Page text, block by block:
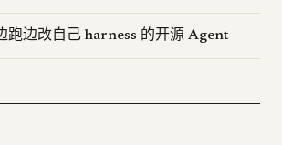
跑边改自己 harness 的开源 Agent